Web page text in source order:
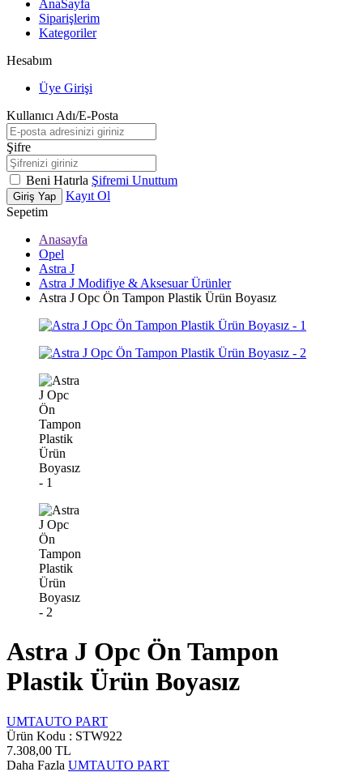
AnaSayfa
Siparişlerim
Kategoriler
Hesabım
Üye Girişi
Kullanıcı Adı/E-Posta
Şifre
Beni Hatırla Şifremi Unuttum
Giriş Yap
Kayıt Ol
Sepetim
Anasayfa
Opel
Astra J
Astra J Modifiye & Aksesuar Ürünler
Astra J Opc Ön Tampon Plastik Ürün Boyasız
Astra J Opc Ön Tampon
Plastik Ürün Boyasız
UMTAUTO PART
Ürün Kodu : STW922
7.308,00 TL
Daha Fazla UMTAUTO PART